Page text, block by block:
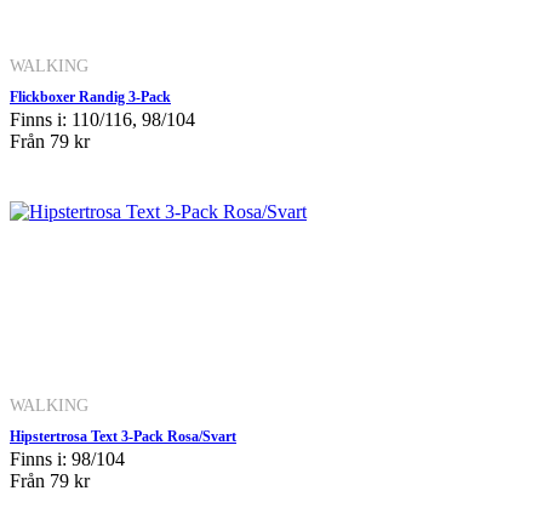
WALKING
Flickboxer Randig 3-Pack
Finns i: 110/116, 98/104
Från 79 kr
WALKING
Hipstertrosa Text 3-Pack Rosa/Svart
Finns i: 98/104
Från 79 kr